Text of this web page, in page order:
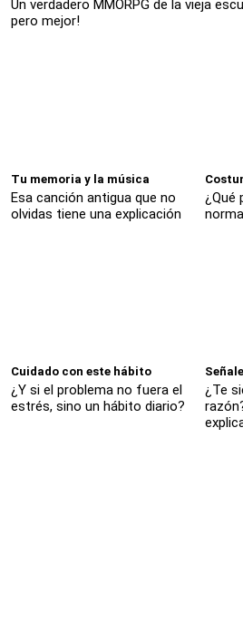
Un verdadero MMORPG de la vieja
pero mejor!
Tu memoria y la música
Esa canción antigua que no
olvidas tiene una explicación
¿Qué
Cuidado con este hábito
¿Y si el problema no fuera el
estrés, sino un hábito diario?
¿Te